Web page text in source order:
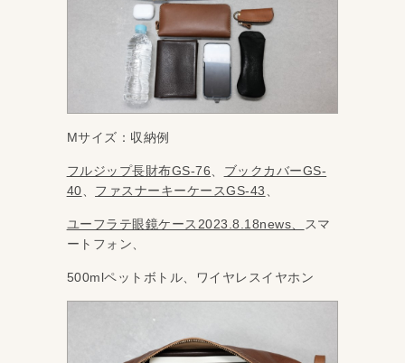
Mサイズ：収納例
フルジップ長財布GS-76
ブックカバーGS-
40
ファスナーキーケースGS-43
ユーフラテ眼鏡ケース2023.8.18news、
スマ
ートフォン、
500mlペットボトル、ワイヤレスイヤホン